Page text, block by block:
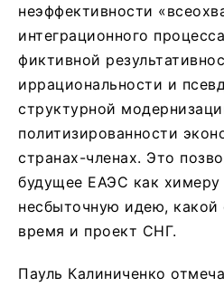
неэффективности
интеграционного
фиктивной
иррациональности и
структурной
политизированности
странах-членах. Это
будущее ЕАЭС как химеру
несбыточную идею, какой
время и проект СНГ.
Пауль Калиниченко